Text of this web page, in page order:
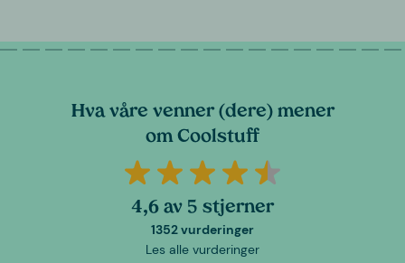
Hva våre venner (dere) mener
om Coolstuff
4,6 av 5 stjerner
1352 vurderinger
Les alle vurderinger